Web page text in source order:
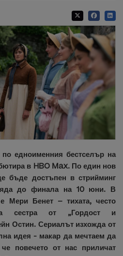
по едноименния бестселър на
в HBO Max. По един нов
бъде достъпен в стрийминг
до финала на 10 юни. В
Мери Бенет – тихата, често
сестра от „Гордост и
Остин. Сериалът изхожда от
идея - макар да мечтаем да
повечето от нас приличат